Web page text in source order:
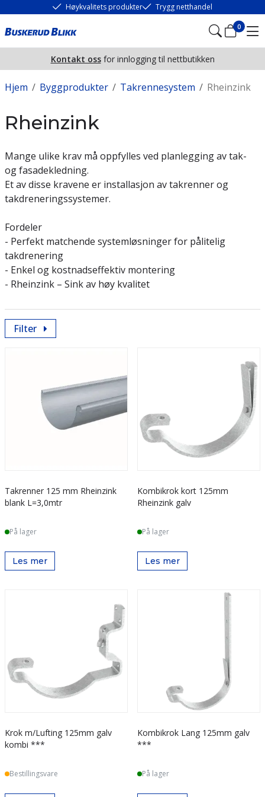
Høykvalitets produkter Trygg netthandel
0
Kontakt ossfor innlogging til nettbutikken
/
Hjem /
Byggprodukter /
Takrennesystem Rheinzink
Rheinzink
Mange ulike krav må oppfylles ved planlegging av tak-
og fasadekledning.
Et av disse kravene er installasjon av takrenner og
takdreneringssystemer.
Fordeler
- Perfekt matchende systemløsninger for pålitelig
takdrenering
- Enkel og kostnadseffektiv montering
- Rheinzink – Sink av høy kvalitet
Filter
Takrenner 125 mm Rheinzink
blank L=3,0mtr
På lager
Les mer
Kombikrok kort 125mm
Rheinzink galv
På lager
Les mer
Krok m/Lufting 125mm galv
kombi ***
Bestillingsvare
Kombikrok Lang 125mm galv
***
På lager